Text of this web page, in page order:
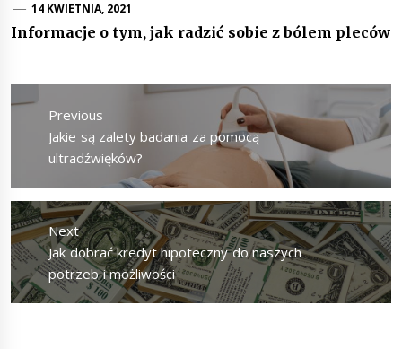
14 KWIETNIA, 2021
Informacje o tym, jak radzić sobie z bólem pleców
Nawigacja
wpisuPrevious
Previous
post:
Jakie są zalety badania za pomocą
ultradźwięków?
Next
Next
post:
Jak dobrać kredyt hipoteczny do naszych
potrzeb i możliwości